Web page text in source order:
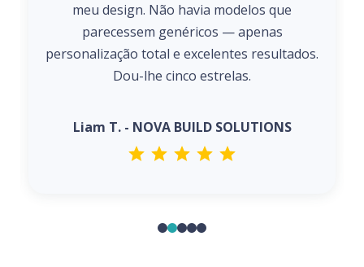
meu design. Não havia modelos que
parecessem genéricos — apenas
personalização total e excelentes resultados.
Dou-lhe cinco estrelas.
Liam T. - NOVA BUILD SOLUTIONS